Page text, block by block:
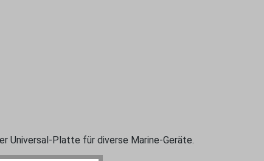
Universal-Platte für diverse Marine-Geräte.